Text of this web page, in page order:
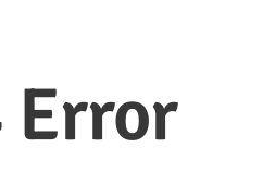
Error